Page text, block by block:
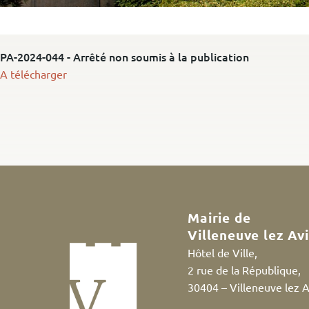
PA-2024-044 - Arrêté non soumis à la publication
A télécharger
Mairie de
Villeneuve lez
Hôtel de Ville,
2 rue de la République,
30404 – Villeneuve lez